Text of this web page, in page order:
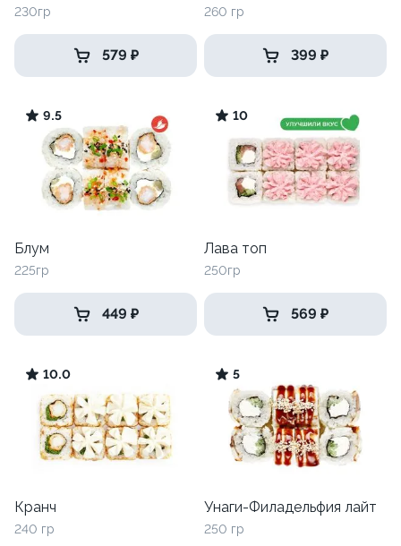
230гр
579 ₽
260 гр
399 ₽
9.5
Блум
225гр
449 ₽
10
Лава топ
250гр
569 ₽
10.0
Кранч
240 гр
5
Унаги-Филадельфия лайт
250 гр